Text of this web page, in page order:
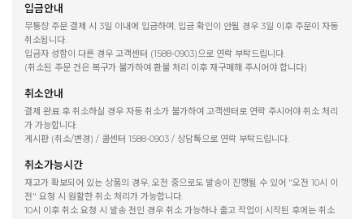
입금안내
무통장 주문 결제 시 3일 이내에 입금하며, 입금 확인이 안될 경우 3일 이후 주문이 자동
취소됩니다.
입금자 성함이 다른 경우 고객센터 (1588-0903)으로 연락 부탁드립니다.
(취소된 주문 건은 복구가 불가하여 환불 처리 이후 재구매해 주시어야 합니다)
취소안내
결제 완료 후 취소하실 경우 자동 취소가 불가하여 고객센터로 연락 주시어야 취소 처리
가 가능합니다.
게시판 (취소/변경) / 콜센터 1588-0903 / 상담톡으로 연락 부탁드립니다.
취소가능시간
재고가 확보되어 있는 상품의 경우, 오전 중으로도 발송이 진행될 수 있어 "오전 10시 이
전" 요청 시 원활한 취소 처리가 가능합니다.
10시 이후 취소 요청 시 발송 전인 경우 취소 가능하나 출고 작업이 시작된 후에는 취소